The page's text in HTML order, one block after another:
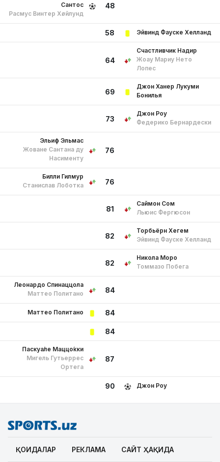
48
Сантос
Расмус Винтер Хøйлунд
58 Эйвинд Фауске Хелланд
64
Счастливчик Надир
Жоау Мариу Нето
Лопес
69
Джон Ханер Лукуми
Бонилья
73
Джон Роу
Федерико Бернардески
76
Эльиф Эльмас
Жоване Сантана ду
Насименту
76
Билли Гилмур
Станислав Лоботка
81
Саймон Сом
Льюис Фергюсон
82
Торбьёрн Хегем
Эйвинд Фауске Хелланд
82
Никола Моро
Томмазо Побега
84
Леонардо Спинаццола
Маттео Политано
84
Маттео Политано
84
87
Паскуа́ле Маццо́кки
Мигель Гутьеррес
Ортега
90 Джон Роу
ҚОИДАЛАР РЕКЛАМА САЙТ ҲАҚИДА